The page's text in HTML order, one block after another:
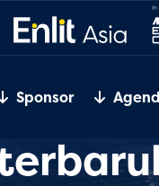
Sponsor